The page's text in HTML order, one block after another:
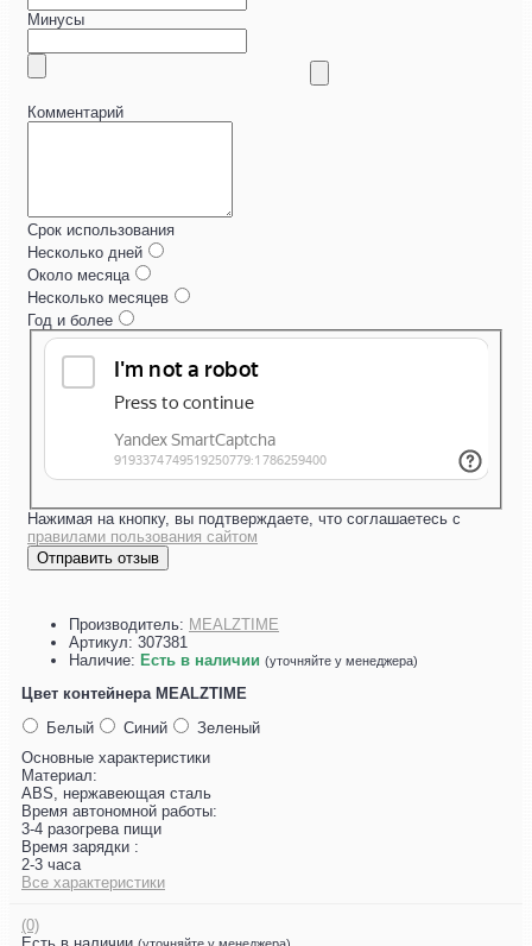
Минусы
Комментарий
Срок использования
Несколько дней
Около месяца
Несколько месяцев
Год и более
Нажимая на кнопку, вы подтверждаете, что соглашаетесь с
правилами пользования сайтом
Отправить отзыв
Производитель: MEALZTIME
Артикул: 307381
Наличие: Есть в наличии (уточняйте у менеджера)
Цвет контейнера MEALZTIME
Белый
Синий
Зеленый
Основные характеристики
Материал:
ABS, нержавеющая сталь
Время автономной работы:
3-4 разогрева пищи
Время зарядки :
2-3 часа
Все характеристики
(0)